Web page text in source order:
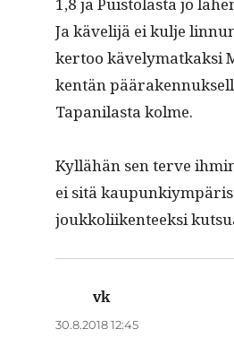
1,8 ja Puis­to­las­ta jo
Ja käveli­jä ei kul­je
ker­too käve­ly­matkak­si
ken­tän
Tapani­las­ta kolme.
Kyl­lähän sen ter­ve
ei sitä
joukkoli­iken­teek­si
vksanoo:
30.8.2018 12:45